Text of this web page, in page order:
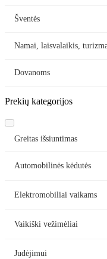
Šventės
Namai, laisvalaikis,
Dovanoms
Prekių kategorijos
Greitas išsiuntimas
Automobilinės kėdutės
Elektromobiliai vaikams
Vaikiški vežimėliai
Judėjimui